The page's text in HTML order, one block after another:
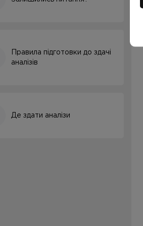
Правила підготовки до здачі
аналізів
Де здати аналізи